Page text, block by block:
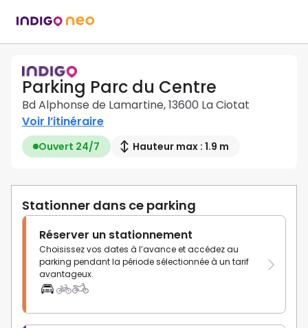
Parking Parc du Centre
Bd Alphonse de Lamartine, 13600 La Ciotat
Voir l’itinéraire
Ouvert 24/7 Hauteur max : 1.9 m
Stationner dans ce parking
Réserver un stationnement
Choisissez vos dates à l’avance et accédez au
parking pendant la période sélectionnée à un tarif
avantageux.